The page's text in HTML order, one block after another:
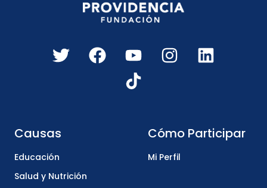
Causas
Educación
Salud y Nutrición
Cómo Participar
Mi Perfil